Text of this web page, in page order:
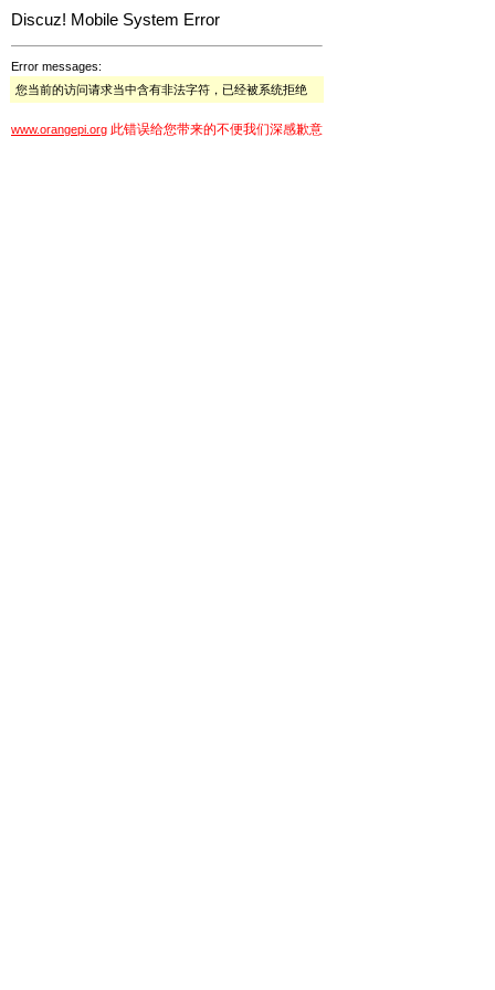
Discuz! Mobile System Error
Error messages:
您当前的访问请求当中含有非法字符，已经被系统拒绝
www.orangepi.org 此错误给您带来的不便我们深感歉意